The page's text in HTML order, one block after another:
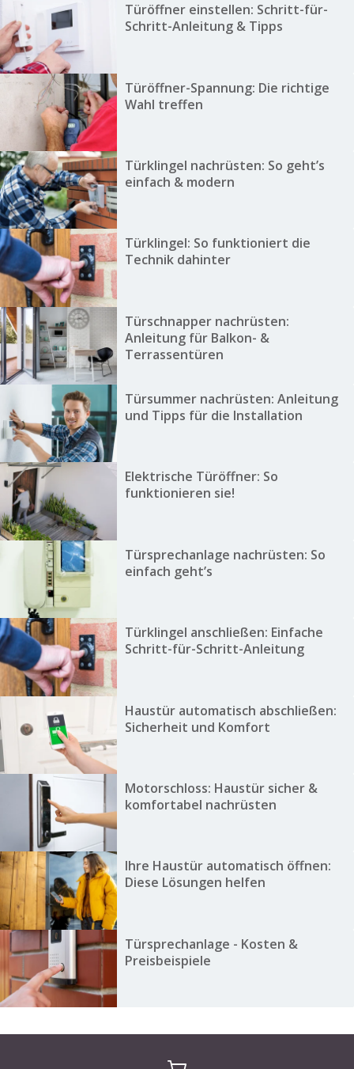
Türöffner einstellen: Schritt-für-
Schritt-Anleitung & Tipps
Türöffner-Spannung: Die richtige
Wahl treffen
Türklingel nachrüsten: So geht’s
einfach & modern
Türklingel: So funktioniert die
Technik dahinter
Türschnapper nachrüsten:
Anleitung für Balkon- &
Terrassentüren
Türsummer nachrüsten: Anleitung
und Tipps für die Installation
Elektrische Türöffner: So
funktionieren sie!
Türsprechanlage nachrüsten: So
einfach geht’s
Türklingel anschließen: Einfache
Schritt-für-Schritt-Anleitung
Haustür automatisch abschließen:
Sicherheit und Komfort
Motorschloss: Haustür sicher &
komfortabel nachrüsten
Ihre Haustür automatisch öffnen:
Diese Lösungen helfen
Türsprechanlage - Kosten &
Preisbeispiele